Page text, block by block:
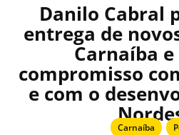
Danilo Cabral
entrega de
Carnaíba
compromisso
e com o
Carnaíba ,